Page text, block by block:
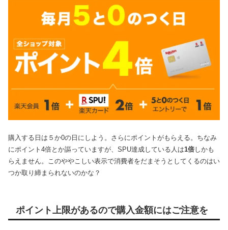
購入する日は５か0の日にしよう。さらにポイントがもらえる。ちなみ
にポイント4倍とか謳っていますが、SPU達成している人は1倍しかも
らえません。このややこしい表示で消費者をだまそうとしてくるのはい
つか取り締まられないのかな？
ポイント上限があるので購入金額にはご注意を